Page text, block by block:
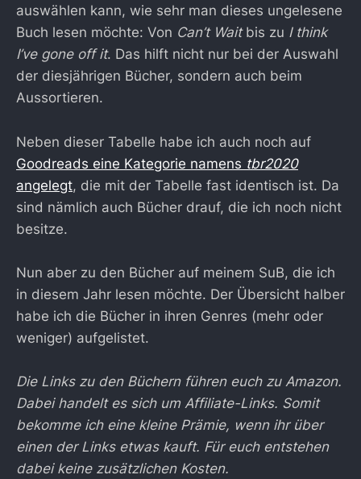
auswählen kann, wie sehr man dieses ungelesene
Buch lesen möchte: Von Can’t Waitbis zu I think
I’ve gone off it. Das hilft nicht nur bei der Auswahl
der diesjährigen Bücher, sondern auch beim
Aussortieren.
Neben dieser Tabelle habe ich auch noch auf
Goodreads eine Kategorie namens tbr2020
angelegt, die mit der Tabelle fast identisch ist. Da
sind nämlich auch Bücher drauf, die ich noch nicht
besitze.
Nun aber zu den Bücher auf meinem SuB, die ich
in diesem Jahr lesen möchte. Der Übersicht halber
habe ich die Bücher in ihren Genres (mehr oder
weniger) aufgelistet.
Die Links zu den Büchern führen euch zu Amazon.
Dabei handelt es sich um Affiliate-Links. Somit
bekomme ich eine kleine Prämie, wenn ihr über
einen der Links etwas kauft. Für euch entstehen
dabei keine zusätzlichen Kosten.